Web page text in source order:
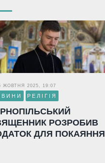
ЖОВТНЯ 2025, 19:07
РЕЛІГІЯ
РОЗРОБИВ
ДЛЯ ПОКАЯННЯ